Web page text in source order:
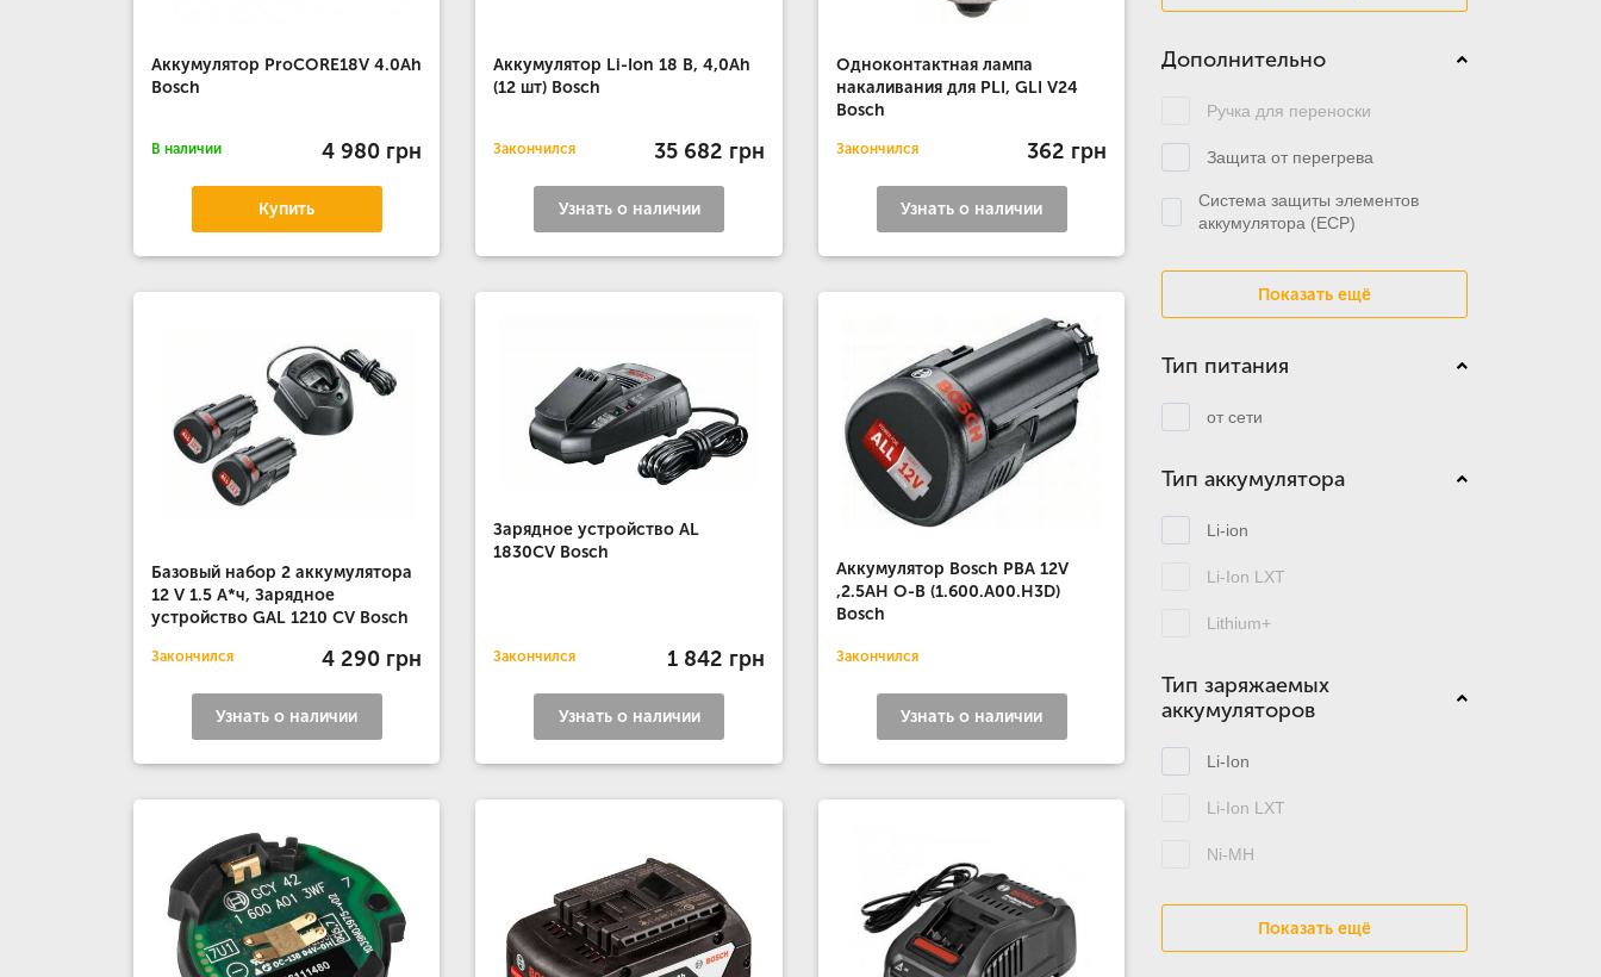
Аккумулятор ProCORE18V 4.0Ah
Bosch
В наличии 4 980 грн
Купить
Аккумулятор Li-Ion 18 В, 4,0Ah
(12 шт) Bosch
Закончился 35 682 грн
Узнать о наличии
Одноконтактная лампа
накаливания для PLI, GLI V24
Bosch
Закончился 362 грн
Узнать о наличии
Базовый набор 2 аккумулятора
12 V 1.5 А*ч, Зарядное
устройство GAL 1210 CV Bosch
Закончился 4 290 грн
Узнать о наличии
Зарядное устройство AL
1830CV Bosch
Закончился 1 842 грн
Узнать о наличии
Аккумулятор Bosch PBA 12V
,2.5AH O-B (1.600.A00.H3D)
Bosch
Закончился
Узнать о наличии
Дополнительно
Ручка для переноски
Защита от перегрева
Система защиты элементов
аккумулятора (ECP)
Показать ещё
Тип питания
от сети
Тип аккумулятора
Li-ion
Li-Ion LXT
Lithium+
Тип заряжаемых
аккумуляторов
Li-Ion
Li-Ion LXT
Ni-MH
Показать ещё